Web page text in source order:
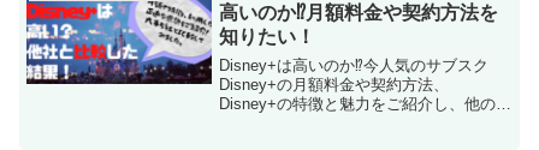
高いのか⁉月額料金や契約方法を
知りたい！
Disney+は高いのか⁉今人気のサブスク
Disney+の月額料金や契約方法、
Disney+の特徴と魅力をご紹介し、他の動